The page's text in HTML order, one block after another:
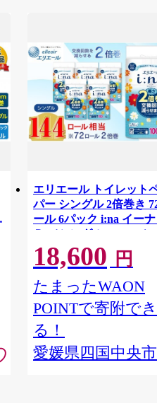
エリエール トイレット
パー シングル 2倍巻き
ール 6パック i:na イーナ
Ｒ （シングル・100ｍ）
パック 日用品 消耗品 新
備蓄 防災 愛媛県 四国中
18,600 円
たまったWAON
POINTで寄附でき
る！
愛媛県四国中央市